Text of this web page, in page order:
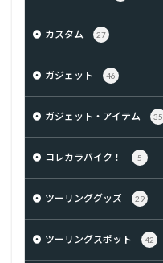
カスタム 27
ガジェット 46
ガジェット・アイテム 35
コレカラバイク！ 5
ツーリンググッズ 29
ツーリングスポット 42